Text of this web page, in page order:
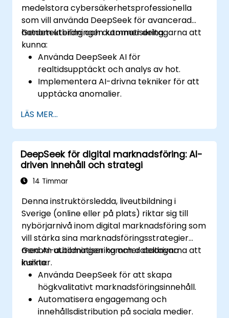
medelstora cybersäkerhetsprofessionella
som vill använda DeepSeek för avancerad
hotdetektering och automatisering.
Genom utbildningen kommer deltagarna att
kunna:
Använda DeepSeek AI för
realtidsupptäckt och analys av hot.
Implementera AI-drivna tekniker för att
upptäcka anomalier.
på säkerhetsrelaterade händelser med
hjälp av DeepSeek.
Integrera DeepSeek i befintliga
cybersäkerhetsramverk.
LÄS MER...
DeepSeek för digital marknadsföring: AI-
driven innehåll och strategi
14 Timmar
Denna instruktörsledda, liveutbildning i
Sverige (online eller på plats) riktar sig till
nybörjarnivå inom digital marknadsföring som
vill stärka sina marknadsföringsstrategier
med AI-automatisering och datadrivna
insikter.
Genom utbildningen kommer deltagarna att
kunna:
Använda DeepSeek för att skapa
högkvalitativt marknadsföringsinnehåll.
Automatisera engagemang och
innehållsdistribution på sociala medier.